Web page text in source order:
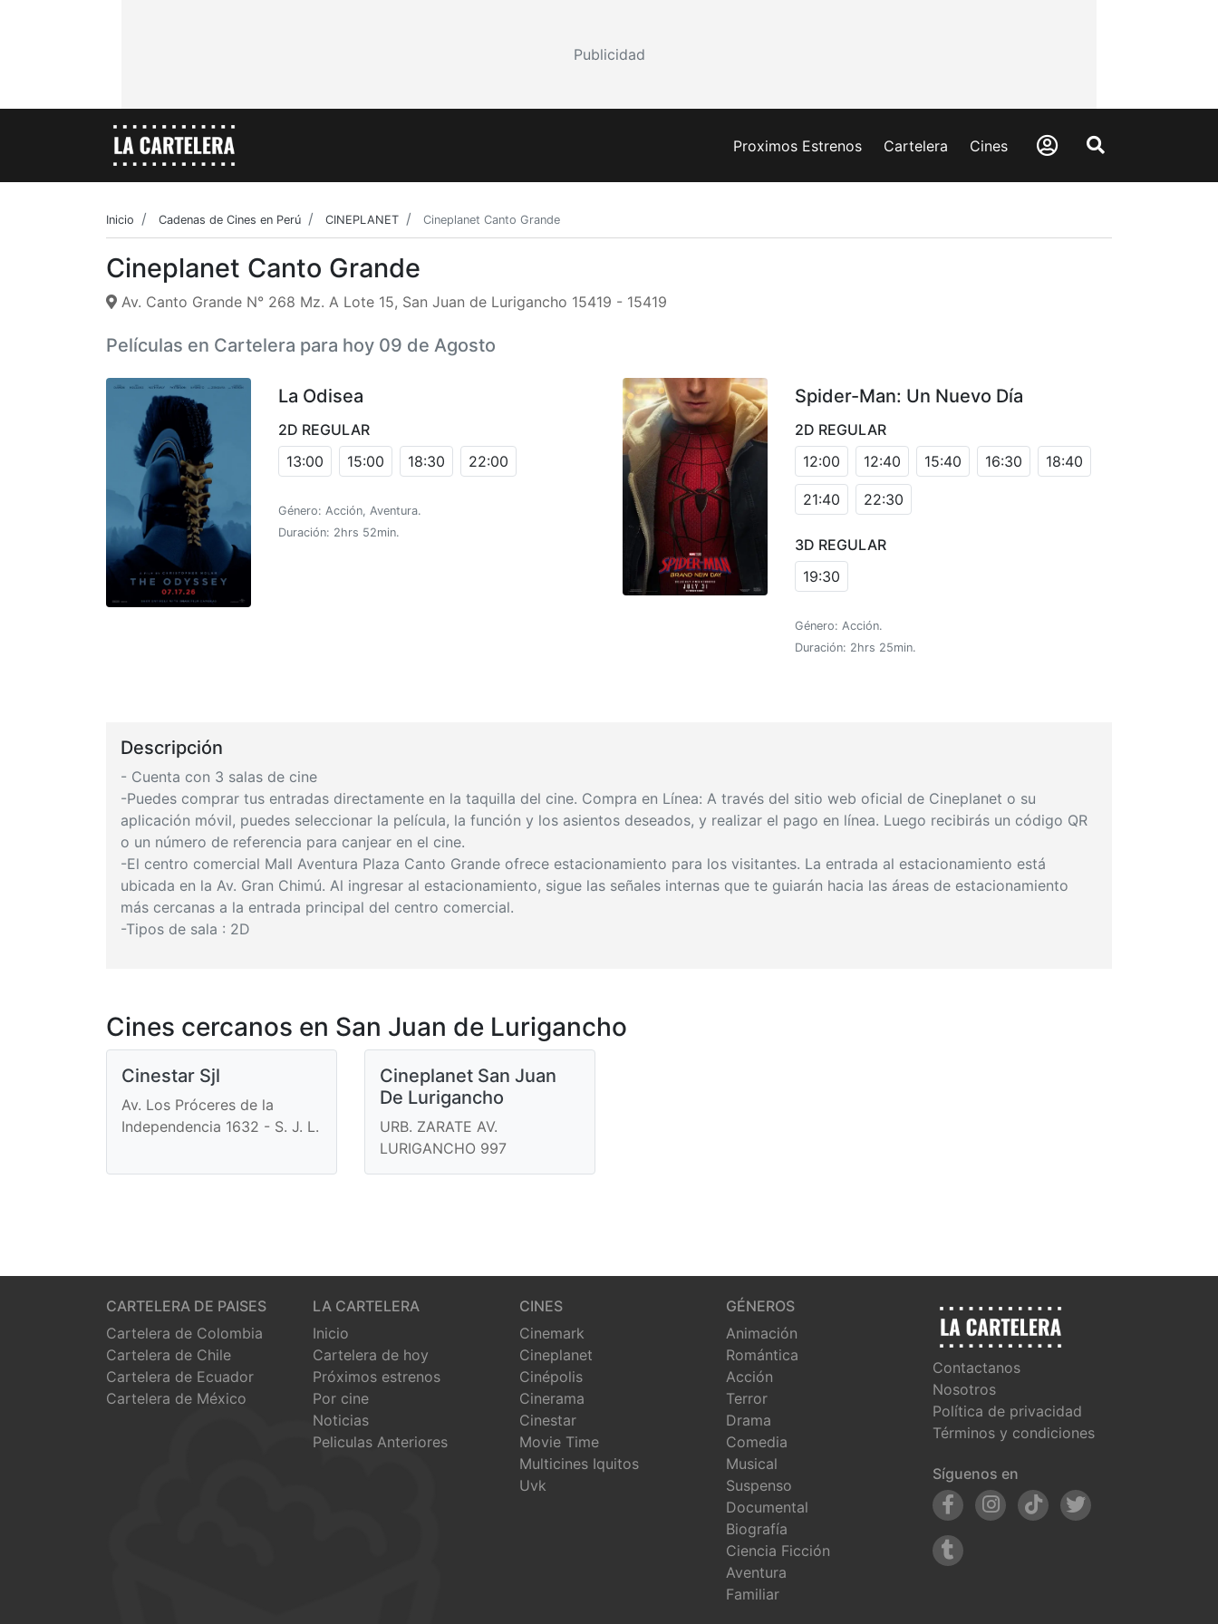
Publicidad
Proximos Estrenos Cartelera Cines
Inicio Cadenas de Cines en Perú CINEPLANET Cineplanet Canto Grande
Cineplanet Canto Grande
Av. Canto Grande N° 268 Mz. A Lote 15, San Juan de Lurigancho 15419 - 15419
Películas en Cartelera para hoy 09 de Agosto
La Odisea
2D REGULAR
13:00
15:00 18:30 22:00
Género: Acción, Aventura.
Duración: 2hrs 52min.
Spider-Man: Un Nuevo Día
2D REGULAR
12:00
12:40 15:40 16:30 18:40
21:40 22:30
3D REGULAR
19:30
Género: Acción.
Duración: 2hrs 25min.
Descripción
- Cuenta con 3 salas de cine
-Puedes comprar tus entradas directamente en la taquilla del cine. Compra en Línea: A través del sitio web oficial de Cineplanet o su
aplicación móvil, puedes seleccionar la película, la función y los asientos deseados, y realizar el pago en línea. Luego recibirás un código QR
o un número de referencia para canjear en el cine.
-El centro comercial Mall Aventura Plaza Canto Grande ofrece estacionamiento para los visitantes. La entrada al estacionamiento está
ubicada en la Av. Gran Chimú. Al ingresar al estacionamiento, sigue las señales internas que te guiarán hacia las áreas de estacionamiento
más cercanas a la entrada principal del centro comercial.
-Tipos de sala : 2D
Cines cercanos en San Juan de Lurigancho
Cinestar Sjl
Av. Los Próceres de la
Independencia 1632 - S. J. L.
Cineplanet San Juan
De Lurigancho
URB. ZARATE AV.
LURIGANCHO 997
CARTELERA DE PAISES
Cartelera de Colombia
Cartelera de Chile
Cartelera de Ecuador
Cartelera de México
LA CARTELERA
Inicio
Cartelera de hoy
Próximos estrenos
Por cine
Noticias
Peliculas Anteriores
CINES
Cinemark
Cineplanet
Cinépolis
Cinerama
Cinestar
Movie Time
Multicines Iquitos
Uvk
GÉNEROS
Animación
Romántica
Acción
Terror
Drama
Comedia
Musical
Suspenso
Documental
Biografía
Ciencia Ficción
Aventura
Familiar
Contactanos
Nosotros
Política de privacidad
Términos y condiciones
Síguenos en